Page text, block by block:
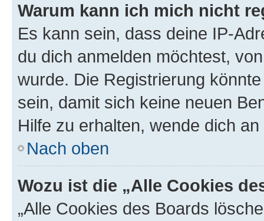
Warum kann ich mich nicht
Es kann sein, dass deine IP-
du dich anmelden möchtest,
wurde. Die Registrierung
sein, damit sich keine neuen
Hilfe zu erhalten, wende dich
Nach oben
Wozu ist die „Alle Cookies
„Alle Cookies des Boards